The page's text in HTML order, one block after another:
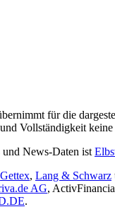
für die
Vollständigkeit
News-Daten ist
Gettex, Lang & Schwarz
AG,
.